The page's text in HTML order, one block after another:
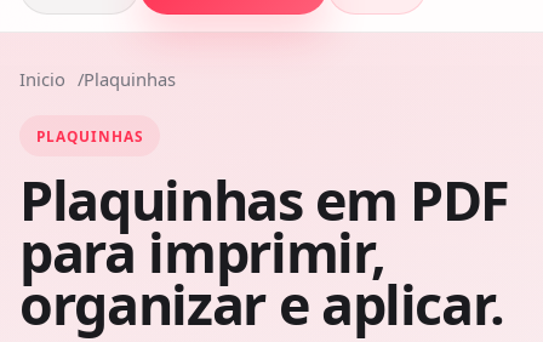
Inicio Plaquinhas
PLAQUINHAS
Plaquinhas em PDF
para imprimir,
organizar e aplicar.